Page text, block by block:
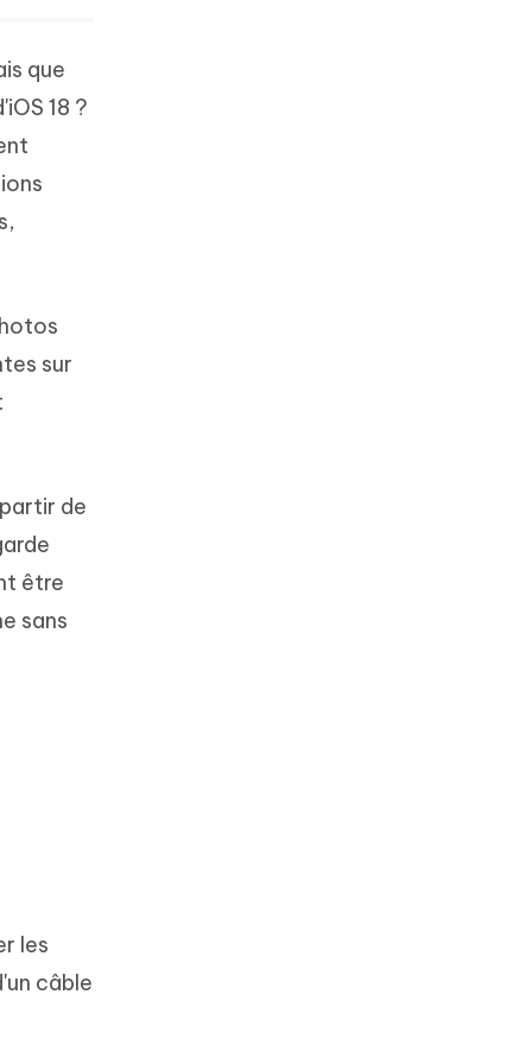
que
18 ?
sur
de
être
sans
les
câble